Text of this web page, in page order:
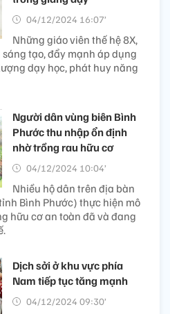
04/12/2024 16:07’
Những giáo viên thế hệ 8X,
tạo, đẩy mạnh áp dụng
dạy học, phát huy năng
Người dân vùng biên Bình
Phước thu nhập ổn định
nhờ trồng rau hữu cơ
04/12/2024 10:04’
Nhiều hộ dân trên địa bàn
Bình Phước) thực hiện mô
hữu cơ an toàn đã và đang
Dịch sởi ở khu vực phía
Nam tiếp tục tăng mạnh
04/12/2024 09:30’